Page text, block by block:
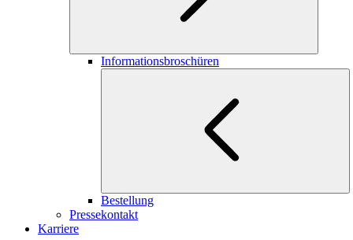
Informationsbroschüren
Bestellung
Pressekontakt
Karriere